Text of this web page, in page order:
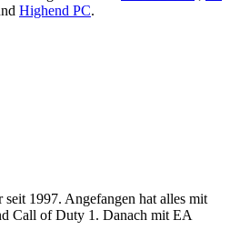
Highend PC.
1997. Angefangen hat alles mit
Call of Duty 1. Danach mit EA